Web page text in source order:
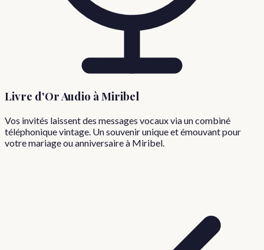
Livre d'Or Audio àMiribel
Vos invités laissent des messages vocaux via un combiné
téléphonique vintage. Un souvenir unique et émouvant pour
votre mariage ou anniversaire à Miribel.